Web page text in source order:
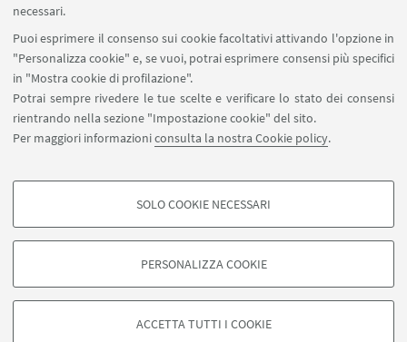
necessari.
Puoi esprimere il consenso sui cookie facoltativi attivando l'opzione in
"Personalizza cookie" e, se vuoi, potrai esprimere consensi più specifici
in "Mostra cookie di profilazione".
Potrai sempre rivedere le tue scelte e verificare lo stato dei consensi
rientrando nella sezione "Impostazione cookie" del sito.
Per maggiori informazioniconsulta la nostra Cookie policy.
COOKIE DI PROFILAZIONE - FACOLTATIVI
degli utenti, creare profili in base al loro comportamento sul sito, per analisi
di marketing.
SOLO COOKIE NECESSARI
PERSONALIZZA COOKIE
ACCETTA TUTTI I COOKIE
La Soffitta 2020
ERT – Emilia Romagna Teatro Fondazione
Seguici su:
Privacy- Note legali -Impostazioni Cookie